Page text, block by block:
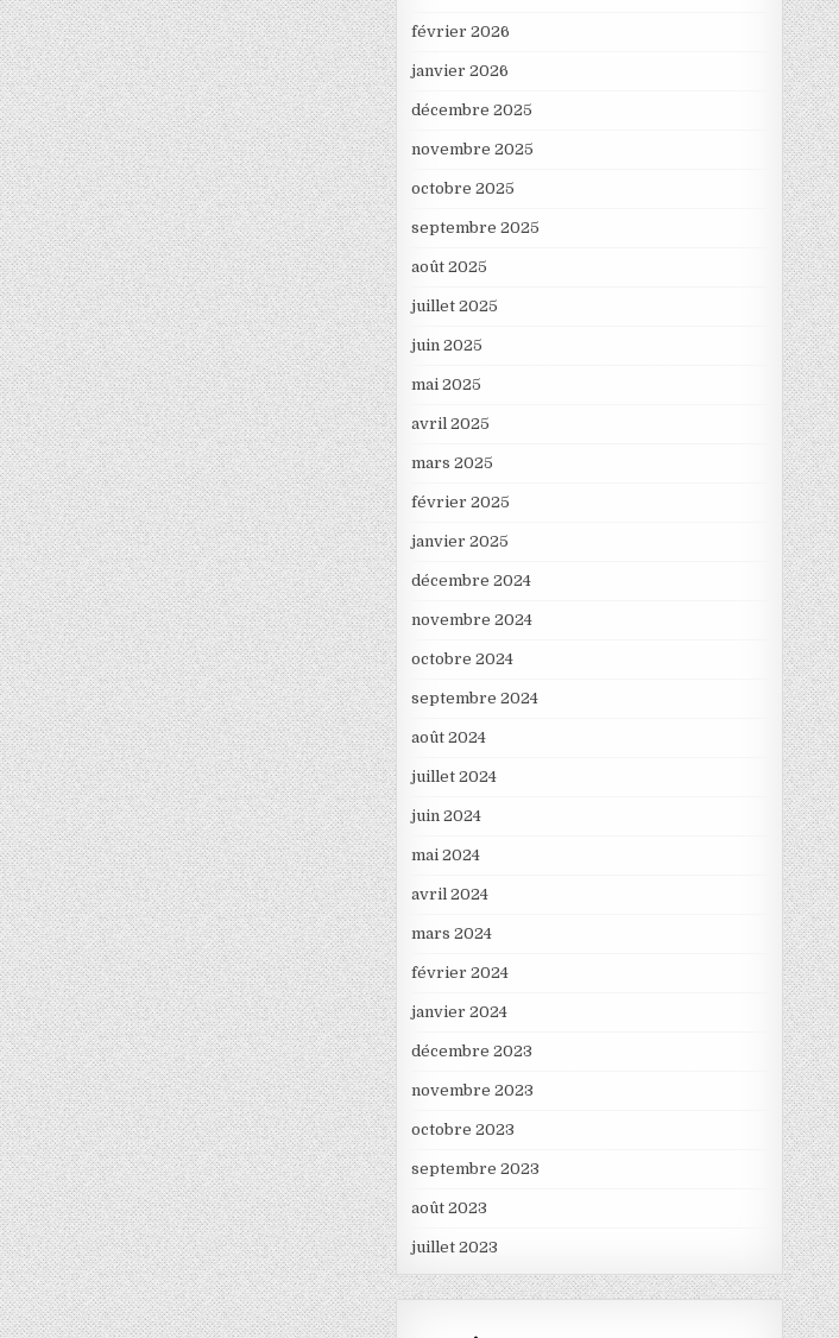
février 2026
janvier 2026
décembre 2025
novembre 2025
octobre 2025
septembre 2025
août 2025
juillet 2025
juin 2025
mai 2025
avril 2025
mars 2025
février 2025
janvier 2025
décembre 2024
novembre 2024
octobre 2024
septembre 2024
août 2024
juillet 2024
juin 2024
mai 2024
avril 2024
mars 2024
février 2024
janvier 2024
décembre 2023
novembre 2023
octobre 2023
septembre 2023
août 2023
juillet 2023